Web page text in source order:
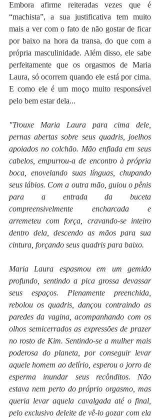
Embora afirme reiteradas vezes que é
“machista”, a sua justificativa tem muito
mais a ver com o fato de não gostar de ficar
por baixo na hora da transa, do que com a
própria masculinidade. Além disso, ele sabe
perfeitamente que os orgasmos de Maria
Laura, só ocorrem quando ele está por cima.
E como ele é um moço muito responsável
pelo bem estar dela...
"Trouxe Maria Laura para cima dele,
pernas abertas sobre seus quadris, joelhos
apoiados no colchão. Mão enfiada em seus
cabelos, empurrou-a de encontro à própria
boca, enovelando suas línguas, chupando
seus lábios. Com a outra mão, guiou o pênis
para a entrada da buceta
compreensivelmente encharcada e
arremeteu com força, cravando-se inteiro
dentro dela, descendo as mãos para sua
cintura, forçando seus quadris para baixo.
Maria Laura espasmou em um gemido
profundo, sentindo a pica grossa devassar
seus espaços. Plenamente preenchida,
rebolou os quadris, dançou contraindo as
paredes da vagina, acompanhando com os
olhos semicerrados as expressões de prazer
no rosto de Kim. Sentindo-se a mulher mais
poderosa do planeta, por conseguir levar
aquele homem ao delírio, esperou o jorro de
esperma inundar seus recônditos. Não
estava nem perto do próprio orgasmo, mas
queria levar aquela cavalgada até o final,
pelo exclusivo deleite de vê-lo gozar com ela